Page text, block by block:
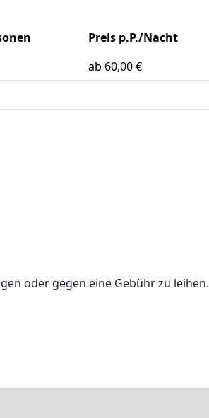
Preis p.P./Nacht
ab 60,00 €
oder gegen eine Gebühr zu leihen.